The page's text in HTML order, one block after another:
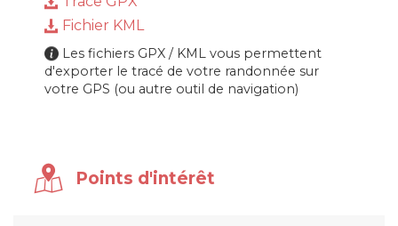
Fichier KML
Les fichiers GPX / KML vous permettent
d'exporter le tracé de votre randonnée sur
votre GPS (ou autre outil de navigation)
Points d'intérêt